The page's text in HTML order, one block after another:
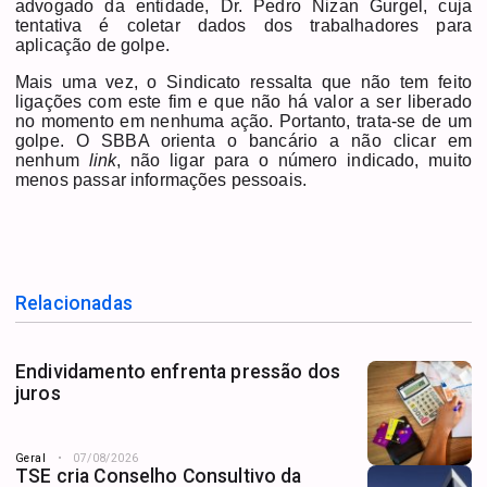
advogado da entidade, Dr. Pedro Nizan Gurgel, cuja
tentativa é coletar dados dos trabalhadores para
aplicação de golpe.
Mais uma vez, o Sindicato ressalta que não tem feito
ligações com este fim e que não há valor a ser liberado
no momento em nenhuma ação. Portanto, trata-se de um
golpe. O SBBA orienta o bancário a não clicar em
nenhum link, não ligar para o número indicado, muito
menos passar informações pessoais.
Relacionadas
Endividamento enfrenta pressão dos
juros
Geral 07/08/2026
TSE cria Conselho Consultivo da